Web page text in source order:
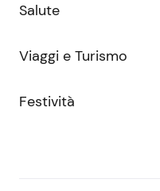
Salute
Viaggi e Turismo
Festività